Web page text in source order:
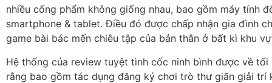
nhiều cống phẩm không giống nhau, bao gồm máy tính
smartphone & tablet. Điều đó được chấp nhận gia đình
game bài bác mến chiêu tập của bản thân ở bất kì khu
Hệ thống của review tuyệt tình cốc ninh bình được về tối
rằng bao gồm tác dụng đăng ký chơi trò thư giãn giải trí